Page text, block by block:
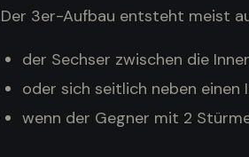
Der 3er-Aufbau entsteht meist
der Sechser zwischen die
oder sich seitlich neben
wenn der Gegner mit 2